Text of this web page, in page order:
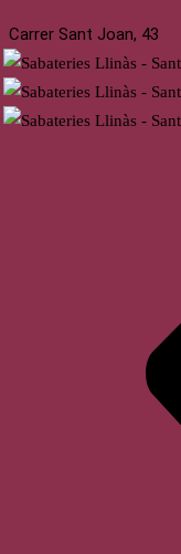
Carrer Sant Joan, 43